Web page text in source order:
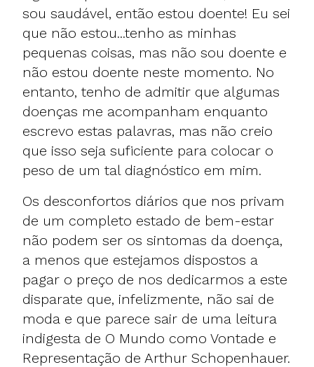
sou saudável, então estou doente! Eu sei
que não estou...tenho as minhas
pequenas coisas, mas não sou doente e
não estou doente neste momento. No
entanto, tenho de admitir que algumas
doenças me acompanham enquanto
escrevo estas palavras, mas não creio
que isso seja suficiente para colocar o
peso de um tal diagnóstico em mim.
Os desconfortos diários que nos privam
de um completo estado de bem-estar
não podem ser os sintomas da doença,
a menos que estejamos dispostos a
pagar o preço de nos dedicarmos a este
disparate que, infelizmente, não sai de
moda e que parece sair de uma leitura
indigesta de O Mundo como Vontade e
Representação de Arthur Schopenhauer.